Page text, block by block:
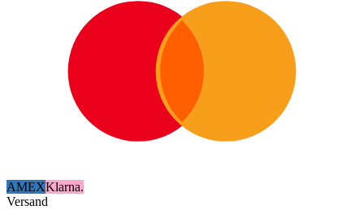
AMEXKlarna.
Versand